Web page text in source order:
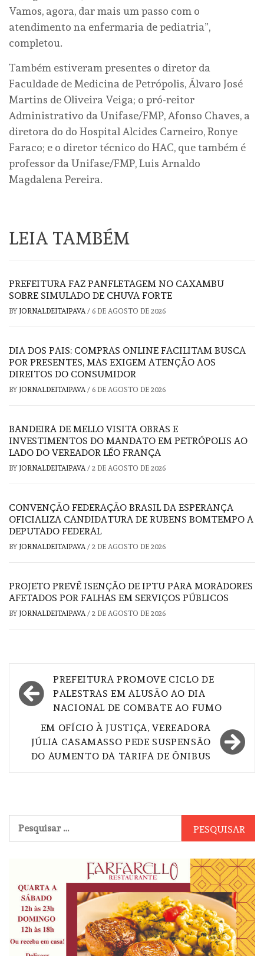
Vamos, agora, dar mais um passo com o
atendimento na enfermaria de pediatria”,
completou.
Também estiveram presentes o diretor da
Faculdade de Medicina de Petrópolis, Álvaro José
Martins de Oliveira Veiga; o pró-reitor
Administrativo da Unifase/FMP, Afonso Chaves, a
diretora do do Hospital Alcides Carneiro, Ronye
Faraco; e o diretor técnico do HAC, que também é
professor da Unifase/FMP, Luis Arnaldo
Magdalena Pereira.
LEIA TAMBÉM
PREFEITURA FAZ PANFLETAGEM NO CAXAMBU
SOBRE SIMULADO DE CHUVA FORTE
BY JORNALDEITAIPAVA/ 6 DE AGOSTO DE 2026
DIA DOS PAIS: COMPRAS ONLINE FACILITAM BUSCA
POR PRESENTES, MAS EXIGEM ATENÇÃO AOS
DIREITOS DO CONSUMIDOR
BY JORNALDEITAIPAVA/ 6 DE AGOSTO DE 2026
BANDEIRA DE MELLO VISITA OBRAS E
INVESTIMENTOS DO MANDATO EM PETRÓPOLIS AO
LADO DO VEREADOR LÉO FRANÇA
BY JORNALDEITAIPAVA/ 2 DE AGOSTO DE 2026
CONVENÇÃO FEDERAÇÃO BRASIL DA ESPERANÇA
OFICIALIZA CANDIDATURA DE RUBENS BOMTEMPO A
DEPUTADO FEDERAL
BY JORNALDEITAIPAVA/ 2 DE AGOSTO DE 2026
PROJETO PREVÊ ISENÇÃO DE IPTU PARA MORADORES
AFETADOS POR FALHAS EM SERVIÇOS PÚBLICOS
BY JORNALDEITAIPAVA/ 2 DE AGOSTO DE 2026
Navegação
de
PREFEITURA PROMOVE CICLO DE
PALESTRAS EM ALUSÃO AO DIA
NACIONAL DE COMBATE AO FUMO
EM OFÍCIO À JUSTIÇA, VEREADORA
JÚLIA CASAMASSO PEDE SUSPENSÃO
DO AUMENTO DA TARIFA DE ÔNIBUS